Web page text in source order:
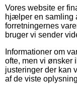
Vores website er
hjælper en samling
forretningernes
bruger vi sender
Informationer om
ofte, men vi ønsker
justeringer der kan
af de viste